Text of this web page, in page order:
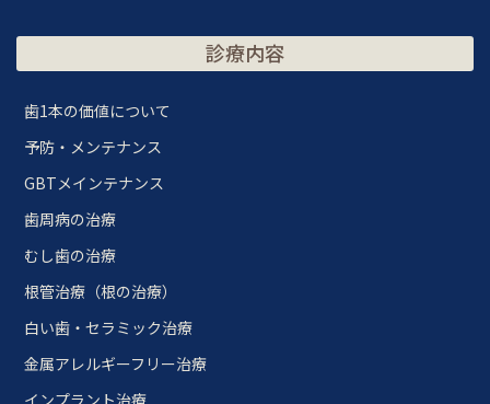
診療内容
歯1本の価値について
予防・メンテナンス
GBTメインテナンス
歯周病の治療
むし歯の治療
根管治療（根の治療）
白い歯・セラミック治療
金属アレルギーフリー治療